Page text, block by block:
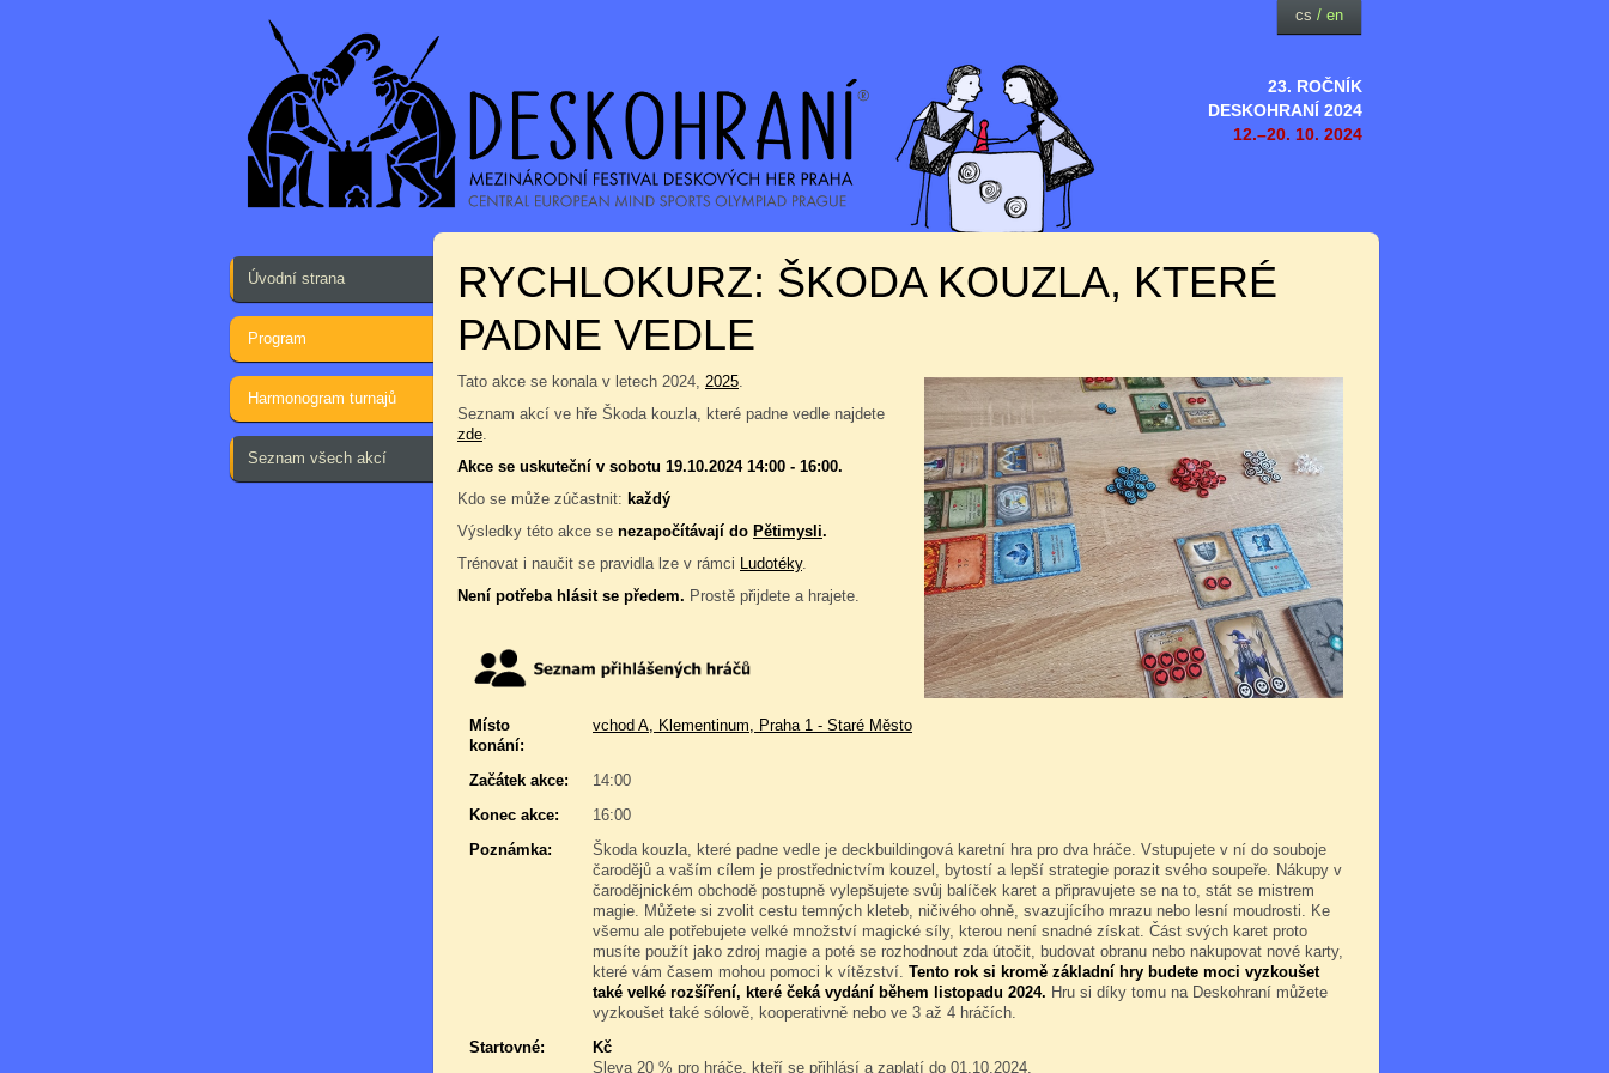
23. ROČNÍK
DESKOHRANÍ 2024
12.–20. 10. 2024
cs / en
Úvodní strana
Program
Harmonogram turnajů
Seznam všech akcí
RYCHLOKURZ: ŠKODA KOUZLA, KTERÉ
PADNE VEDLE
Tato akce se konala v letech 2024, 2025.
Seznam akcí ve hře Škoda kouzla, které padne vedle najdete
zde.
Akce se uskuteční v sobotu 19.10.2024 14:00 - 16:00.
Kdo se může zúčastnit: každý
Výsledky této akce se nezapočítávají do Pětimysli.
Trénovat i naučit se pravidla lze v rámci Ludotéky.
Není potřeba hlásit se předem. Prostě přijdete a hrajete.
Místo
konání:
vchod A, Klementinum, Praha 1 - Staré Město
Začátek akce:
14:00
Konec akce:
16:00
Poznámka:
Škoda kouzla, které padne vedle je deckbuildingová karetní hra pro dva hráče. Vstupujete v ní do souboje
čarodějů a vaším cílem je prostřednictvím kouzel, bytostí a lepší strategie porazit svého soupeře. Nákupy v
čarodějnickém obchodě postupně vylepšujete svůj balíček karet a připravujete se na to, stát se mistrem
magie. Můžete si zvolit cestu temných kleteb, ničivého ohně, svazujícího mrazu nebo lesní moudrosti. Ke
všemu ale potřebujete velké množství magické síly, kterou není snadné získat. Část svých karet proto
musíte použít jako zdroj magie a poté se rozhodnout zda útočit, budovat obranu nebo nakupovat nové karty,
které vám časem mohou pomoci k vítězství. Tento rok si kromě základní hry budete moci vyzkoušet
také velké rozšíření, které čeká vydání během listopadu 2024. Hru si díky tomu na Deskohraní můžete
vyzkoušet také sólově, kooperativně nebo ve 3 až 4 hráčích.
Startovné:
Kč
Sleva 20 % pro hráče, kteří se přihlásí a zaplatí do 01.10.2024.